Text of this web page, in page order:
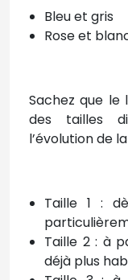
Bleu et gris
Rose et
Sachez que le
des tailles
l’évolution de
Taille 1 :
Taille 2 : à
déjà plus